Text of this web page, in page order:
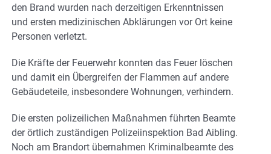
den Brand wurden nach derzeitigen Erkenntnissen
und ersten medizinischen Abklärungen vor Ort keine
Personen verletzt.
Die Kräfte der Feuerwehr konnten das Feuer löschen
und damit ein Übergreifen der Flammen auf andere
Gebäudeteile, insbesondere Wohnungen, verhindern.
Die ersten polizeilichen Maßnahmen führten Beamte
der örtlich zuständigen Polizeiinspektion Bad Aibling.
Noch am Brandort übernahmen Kriminalbeamte des